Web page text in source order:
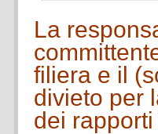
La
filiera e il
divieto per
dei